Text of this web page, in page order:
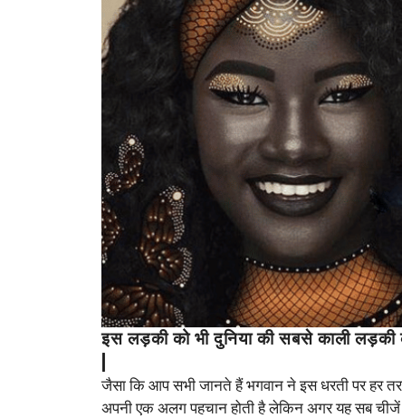
इस लड़की को भी दुनिया की सबसे काली
जैसा कि आप सभी जानते हैं भगवान ने इस धरती पर हर
अपनी एक अलग पहचान होती है लेकिन अगर यह सब